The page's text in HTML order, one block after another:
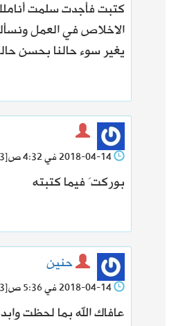
كتبت فأجدت سلمت
الاخلاص في العمل
يغير سوء حالنا بحسن
[3]
بوركتَ فيما كتبته
حنين
[3]
عافاك الله بما لحظت